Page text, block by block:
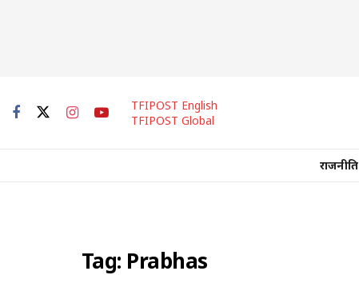
TFIPOST English
TFIPOST Global
राजनीति
Tag: Prabhas